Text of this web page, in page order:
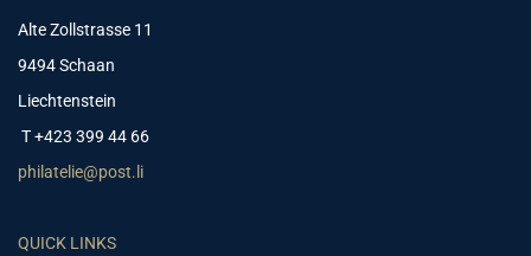
Alte Zollstrasse 11
9494 Schaan
Liechtenstein
T +423 399 44 66
philatelie@post.li
QUICK LINKS